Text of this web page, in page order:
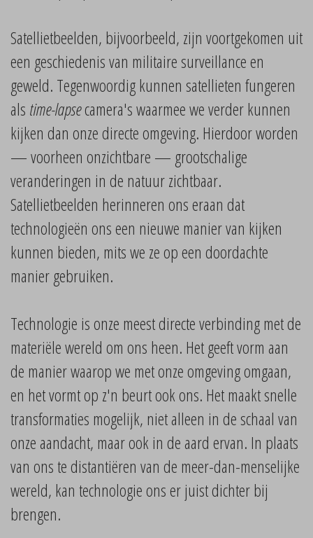
Satellietbeelden, bijvoorbeeld, zijn voortgekomen uit
een geschiedenis van militaire surveillance en
geweld. Tegenwoordig kunnen satellieten fungeren
als time-lapsecamera's waarmee we verder kunnen
kijken dan onze directe omgeving. Hierdoor worden
— voorheen onzichtbare — grootschalige
veranderingen in de natuur zichtbaar.
Satellietbeelden herinneren ons eraan dat
technologieën ons een nieuwe manier van kijken
kunnen bieden, mits we ze op een doordachte
manier gebruiken.
Technologie is onze meest directe verbinding met de
materiële wereld om ons heen. Het geeft vorm aan
de manier waarop we met onze omgeving omgaan,
en het vormt op z'n beurt ook ons. Het maakt snelle
transformaties mogelijk, niet alleen in de schaal van
onze aandacht, maar ook in de aard ervan. In plaats
van ons te distantiëren van de meer-dan-menselijke
wereld, kan technologie ons er juist dichter bij
brengen.